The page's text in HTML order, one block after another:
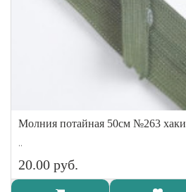
Молния потайная 50см №263 хаки
..
20.00 руб.